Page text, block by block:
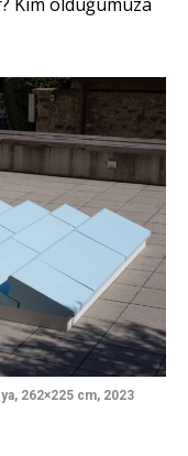
262×225 cm, 2023